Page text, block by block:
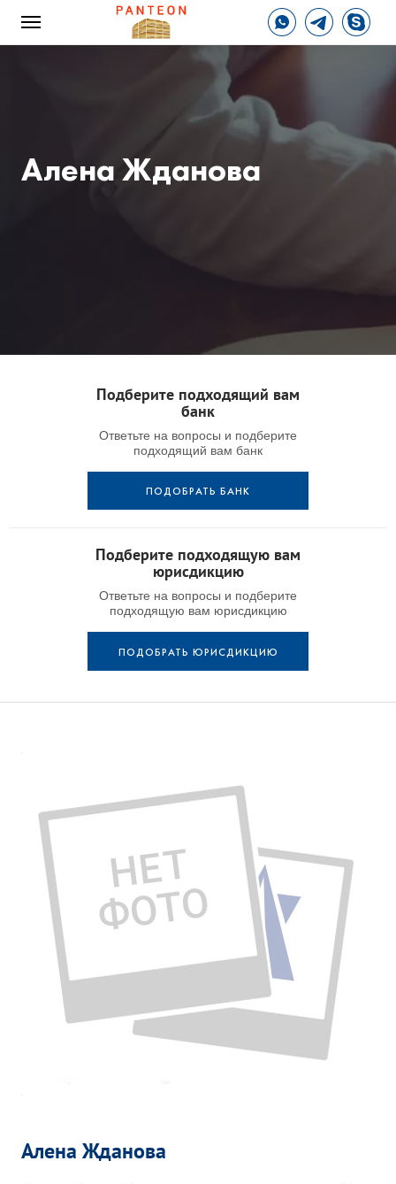
Алена Жданова
Подберите подходящий вам
банк
Ответьте на вопросы и подберите
подходящий вам банк
ПОДОБРАТЬ БАНК
Подберите подходящую вам
юрисдикцию
Ответьте на вопросы и подберите
подходящую вам юрисдикцию
ПОДОБРАТЬ ЮРИСДИКЦИЮ
Алена Жданова